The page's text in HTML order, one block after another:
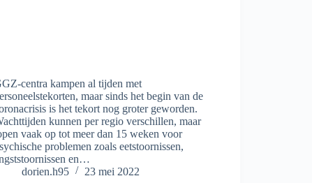
centra kampen al tijden met
maar sinds het begin van de
is het tekort nog groter geworden.
kunnen per regio verschillen, maar
vaak op tot meer dan 15 weken voor
problemen zoals eetstoornissen,
en…
dorien.h95
23 mei 2022